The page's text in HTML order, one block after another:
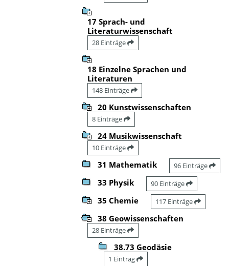
17 Sprach- und
Literaturwissenschaft
28 Einträge
18 Einzelne Sprachen und
Literaturen
148 Einträge
20 Kunstwissenschaften
8 Einträge
24 Musikwissenschaft
10 Einträge
31 Mathematik 96 Einträge
33 Physik 90 Einträge
35 Chemie 117 Einträge
38 Geowissenschaften
28 Einträge
38.73 Geodäsie
1 Eintrag